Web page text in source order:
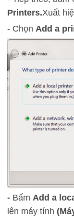
Printers.Xuất
- Chọn Add a
- Bấm Add a
lên máy tính